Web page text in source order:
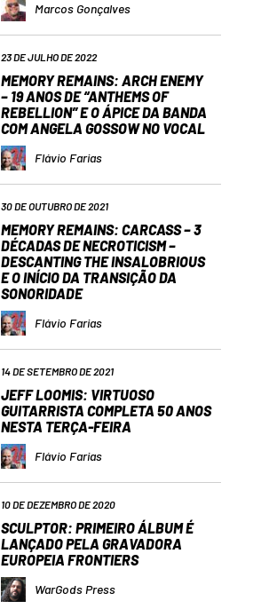
Marcos Gonçalves
23 DE JULHO DE 2022
MEMORY REMAINS: ARCH ENEMY
– 19 ANOS DE “ANTHEMS OF
REBELLION” E O ÁPICE DA BANDA
COM ANGELA GOSSOW NO VOCAL
Flávio Farias
30 DE OUTUBRO DE 2021
MEMORY REMAINS: CARCASS – 3
DÉCADAS DE NECROTICISM –
DESCANTING THE INSALOBRIOUS
E O INÍCIO DA TRANSIÇÃO DA
SONORIDADE
Flávio Farias
14 DE SETEMBRO DE 2021
JEFF LOOMIS: VIRTUOSO
GUITARRISTA COMPLETA 50 ANOS
NESTA TERÇA-FEIRA
Flávio Farias
10 DE DEZEMBRO DE 2020
SCULPTOR: PRIMEIRO ÁLBUM É
LANÇADO PELA GRAVADORA
EUROPEIA FRONTIERS
WarGods Press